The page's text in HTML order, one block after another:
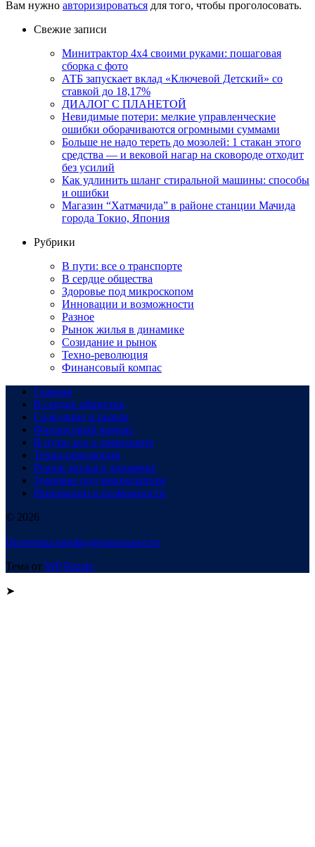
Вам нужно авторизироваться для того, чтобы проголосовать.
Свежие записи
Минитрактор 4х4 своими руками: пошаговая
сборка с фото
АТБ запускает вклад «Ключевой Детский» со
ставкой до 18,17%
ДИАЛОГ С ПЛАНЕТОЙ
Невидимые потери: мелкие управленческие
ошибки оборачиваются огромными суммами
Больше не надо тереть до мозолей: 1 стакан этого
средства — и вековой нагар на сковороде отходит
без усилий
Как удлинить шланг стиральной машины: способы
и ошибки
Магазин “Хатмачида” в районе станции Мачида
города Токио, Япония
Рубрики
В пути: все о транспорте
В сердце общества
Здоровье под микроскопом
Инновации и возможности
Разное
Рынок жилья в динамике
Созидание и рынок
Техно-революция
Финансовый компас
Главная
В сердце общества
Созидание и рынок
Финансовый компас
В пути: все о транспорте
Техно-революция
Рынок жилья в динамике
Здоровье под микроскопом
Инновации и возможности
© 2026
Политика конфиденциальности
Тема от WP Puzzle
➤